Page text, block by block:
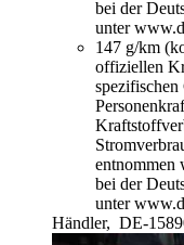
bei der
unter
147 g/km
offiziellen
entnommen
bei der
unter
Händler, DE-